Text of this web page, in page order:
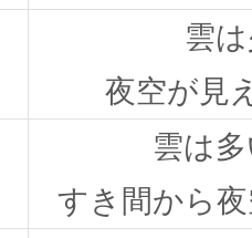
雲
夜空が見
雲は
すき間から